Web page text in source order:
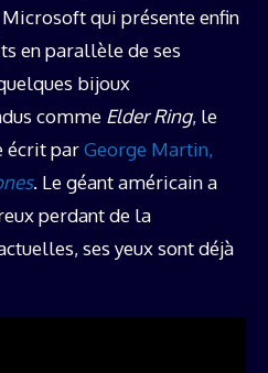
qui présente enfin
en parallèle de ses
bijoux
comme Elder Ring, le
écrit parGeorge Martin,
. Le géant américain a
perdant de la
ses yeux sont déjà